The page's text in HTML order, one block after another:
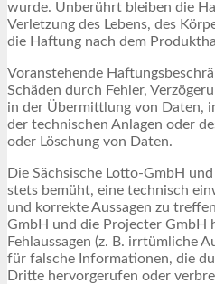
wurde. Unberührt bleiben die
Verletzung des Lebens, des
die Haftung nach dem
Voranstehende
Schäden durch Fehler,
in der Übermittlung von Daten,
der technischen Anlagen oder
oder Löschung von Daten.
Die Sächsische Lotto-GmbH
stets bemüht, eine technisch
und korrekte Aussagen zu
GmbH und die Projecter GmbH
Fehlaussagen (z. B. irrtümliche
für falsche Informationen, die
Dritte hervorgerufen oder